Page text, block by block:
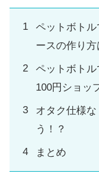
ペットボト
ースの作り方
ペットボト
100円ショッ
オタク仕様
う！？
まとめ